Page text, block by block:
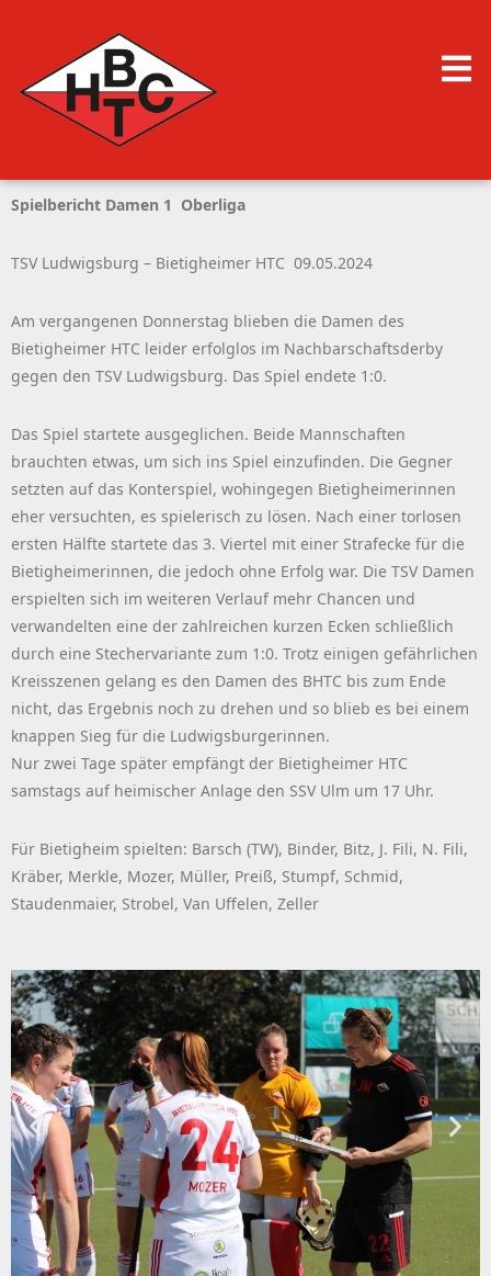
Spielbericht Damen 1 Oberliga
TSV Ludwigsburg – Bietigheimer HTC 09.05.2024
Am vergangenen Donnerstag blieben die Damen des
Bietigheimer HTC leider erfolglos im Nachbarschaftsderby
gegen den TSV Ludwigsburg. Das Spiel endete 1:0.
Das Spiel startete ausgeglichen. Beide Mannschaften
brauchten etwas, um sich ins Spiel einzufinden. Die Gegner
setzten auf das Konterspiel, wohingegen Bietigheimerinnen
eher versuchten, es spielerisch zu lösen. Nach einer torlosen
ersten Hälfte startete das 3. Viertel mit einer Strafecke für die
Bietigheimerinnen, die jedoch ohne Erfolg war. Die TSV Damen
erspielten sich im weiteren Verlauf mehr Chancen und
verwandelten eine der zahlreichen kurzen Ecken schließlich
durch eine Stechervariante zum 1:0. Trotz einigen gefährlichen
Kreisszenen gelang es den Damen des BHTC bis zum Ende
nicht, das Ergebnis noch zu drehen und so blieb es bei einem
knappen Sieg für die Ludwigsburgerinnen.
Nur zwei Tage später empfängt der Bietigheimer HTC
samstags auf heimischer Anlage den SSV Ulm um 17 Uhr.
Für Bietigheim spielten: Barsch (TW), Binder, Bitz, J. Fili, N. Fili,
Kräber, Merkle, Mozer, Müller, Preiß, Stumpf, Schmid,
Staudenmaier, Strobel, Van Uffelen, Zeller